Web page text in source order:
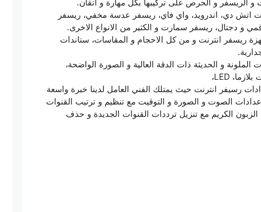
و الريسفر و الحرص على تركيبها بكل مهارة و اتقان.
اتش دي، اندرويد، واي فاي، ريسفر عدسة مخفي، ريسفر
و دجتال، ريسفر سمارت و الكثير من الانواع الاخرى.
ريسفر انترنت و من كل الاحجام و المقاسات، ستاندات
و الحديثة ذات الدقة العالية و الصورة الواضحة،
رسيفر انترنت حيث يمتلك الفني العامل لدينا خبرة واسعة
الصوت و الصورة و التوقيت مع تنظيم و ترتيب القنوات
الكريم مع تنزيل ترددات القنوات الجديدة و حذف